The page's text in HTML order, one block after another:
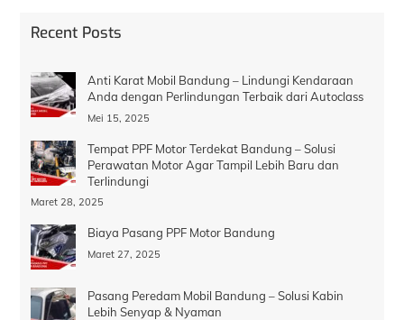
Recent Posts
Anti Karat Mobil Bandung – Lindungi Kendaraan
Anda dengan Perlindungan Terbaik dari Autoclass
Mei 15, 2025
Tempat PPF Motor Terdekat Bandung – Solusi
Perawatan Motor Agar Tampil Lebih Baru dan
Terlindungi
Maret 28, 2025
Biaya Pasang PPF Motor Bandung
Maret 27, 2025
Pasang Peredam Mobil Bandung – Solusi Kabin
Lebih Senyap & Nyaman